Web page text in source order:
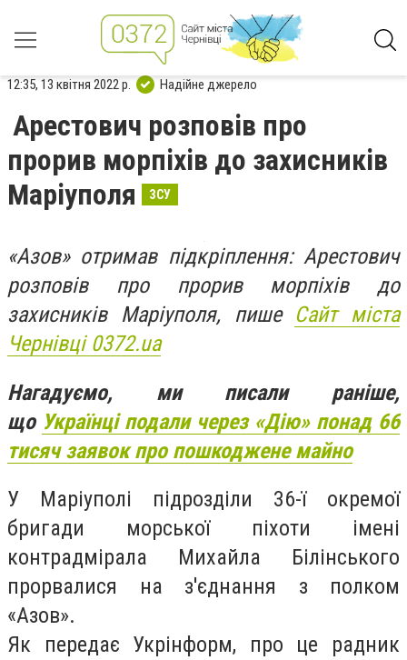
12:35, 13 квітня 2022 р. Надійне джерело
Арестович розповів про
прорив морпіхів до захисників
Маріуполя
ЗСУ
«Азов» отримав підкріплення: Арестович
розповів про прорив морпіхів до
захисників Маріуполя, пише Сайт міста
Чернівці 0372.ua
Нагадуємо, ми писали раніше,
що Українці подали через «Дію» понад 66
тисяч заявок про пошкоджене майно
У Маріуполі підрозділи 36-ї окремої
бригади морської піхоти імені
контрадмірала Михайла Білінського
прорвалися на з'єднання з полком
«Азов».
Як передає Укрінформ, про це радник